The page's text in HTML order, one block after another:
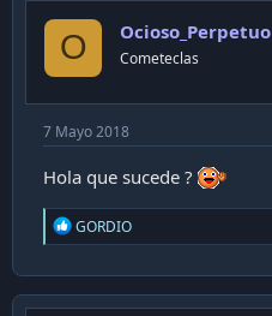
O Ocioso_Perpetuo
Cometeclas
7 Mayo 2018
Hola que sucede ?
R
e
c
t
GORDIO